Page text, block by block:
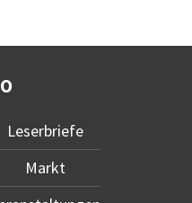
Leserbriefe
Markt